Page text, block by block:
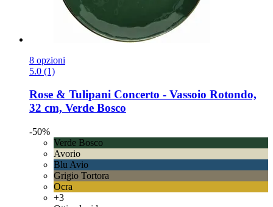
8 opzioni
5.0 (1)
Rose & Tulipani Concerto -​ Vassoio Rotondo,
32 cm, Verde Bosco
-50%
Verde Bosco
Avorio
Blu Avio
Grigio Tortora
Ocra
+3